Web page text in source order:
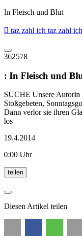
In Fleisch und Blut
 taz zahl ich taz zahl ich
362578
: In Fleisch und
SUCHE Unsere
Stoßgebeten,
Dann verlor sie ihren
los
19.4.2014
0:00 Uhr
teilen
Diesen Artikel teilen